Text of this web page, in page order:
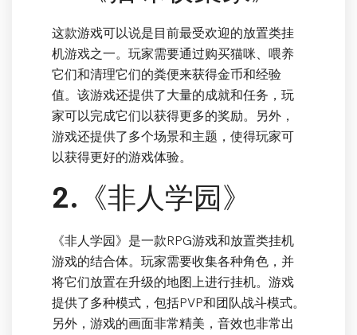
这款游戏可以说是目前最受欢迎的放置类挂
机游戏之一。玩家需要通过购买猫咪、喂养
它们和清理它们的粪便来获得金币和经验
值。该游戏还提供了大量的成就和任务，玩
家可以完成它们以获得更多的奖励。另外，
游戏还提供了多个场景和主题，使得玩家可
以获得更好的游戏体验。
2.《非人学园》
《非人学园》是一款RPG游戏和放置类挂机
游戏的结合体。玩家需要收集各种角色，并
将它们放置在升级的地图上进行挂机。游戏
提供了多种模式，包括PVP和团队战斗模式。
另外，游戏的画面非常精美，音效也非常出